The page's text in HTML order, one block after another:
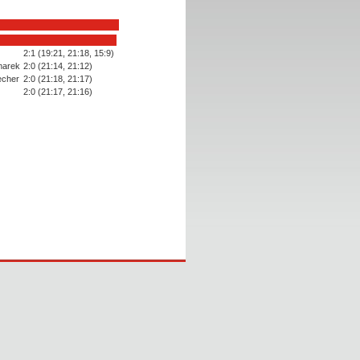
2:1 (19:21, 21:18, 15:9)
2:0 (21:14, 21:12)
2:0 (21:18, 21:17)
2:0 (21:17, 21:16)